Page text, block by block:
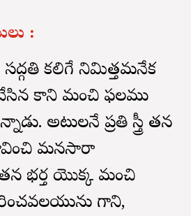
:
సద్గతి కలిగే నిమిత్తమనేక
కాని మంచి ఫలము
అటులనే ప్రతి స్త్రీ తన
మనసారా
భర్త యొక్క మంచి
గాని,